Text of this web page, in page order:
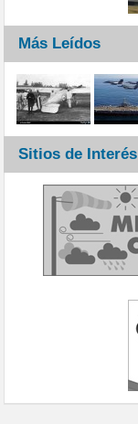
Más Leídos
Sitios de Interés